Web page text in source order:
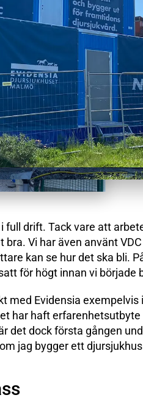
drift. Tack vare att
Vi har även använt
kan se hur det ska bli.
för högt innan vi började
med Evidensia exempelvis
har haft
det dock första gången
jag bygger ett